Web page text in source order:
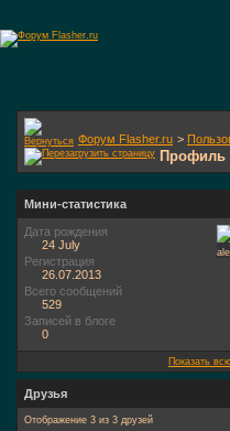
Форум Flasher.ru >
Профиль
Мини-статистика
Дата рождения
24 July
Регистрация
26.07.2013
Всего сообщений
529
Записей в блоге
0
Показать
Друзья
Отображение 3 из 3 друзей